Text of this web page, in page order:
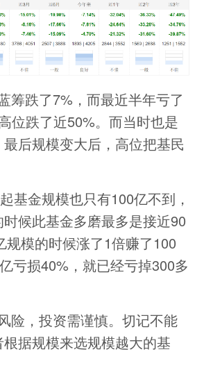
筹跌了7%，而最近半年亏了
位跌了近50%。而当时也是
后规模变大后，高位把基民
基金规模也只有100亿不到，
候此基金多磨最多是接近90
规模的时候涨了1倍赚了100
亏损40%，就已经亏掉300多
险，投资需谨慎。切记不能
据规模来选规模越大的基